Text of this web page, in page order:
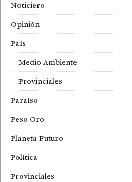
Noticiero
Opinión
País
Medio Ambiente
Provinciales
Paraíso
Peso Oro
Planeta Futuro
Política
Provinciales